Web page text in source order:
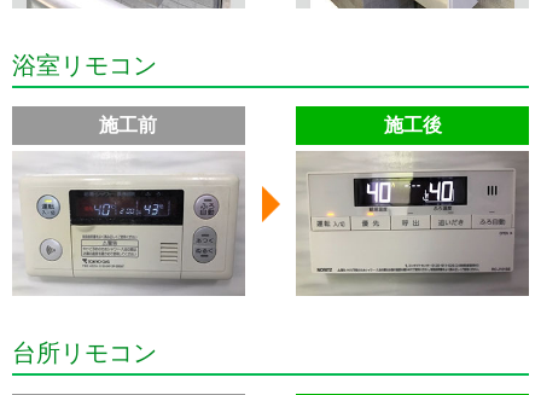
浴室リモコン
施工前 施工後
台所リモコン